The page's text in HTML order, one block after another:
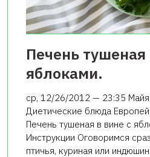
Печень тушеная
яблоками.
ср, 12/26/2012 — 23:35
Диетические блюда
Печень тушеная в вине с
Инструкции Оговоримся
птичья, куриная или